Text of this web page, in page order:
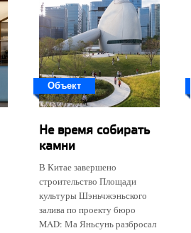
Объект
Не время собирать
камни
В Китае завершено
строительство Площади
культуры Шэньчжэньского
залива по проекту бюро
MAD: Ма Яньсунь разбросал